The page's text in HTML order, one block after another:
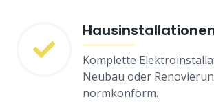
Komplette
Neubau oder
normkonform.